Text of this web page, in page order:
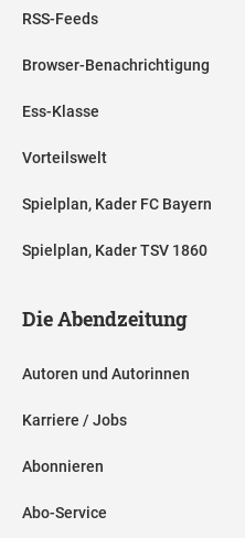
RSS-Feeds
Browser-Benachrichtigung
Ess-Klasse
Vorteilswelt
Spielplan, Kader FC Bayern
Spielplan, Kader TSV 1860
Die Abendzeitung
Autoren und Autorinnen
Karriere / Jobs
Abonnieren
Abo-Service